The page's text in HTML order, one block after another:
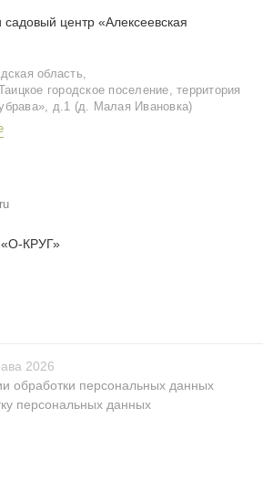
центр «Алексеевская
область,
городское поселение, территория
д.1 (д. Малая Ивановка)
«О-КРУГ»
2026
обработки персональных данных
персональных данных